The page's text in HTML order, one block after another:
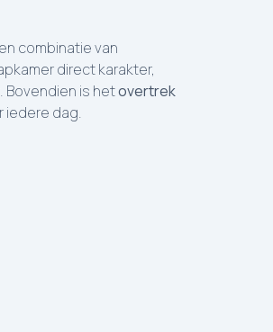
combinatie van
direct karakter,
is hetovertrek
iedere dag.